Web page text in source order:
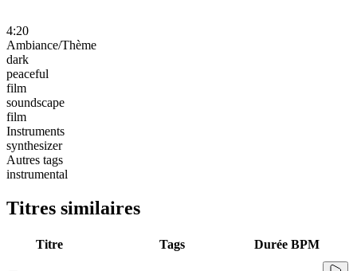
4:20
Ambiance/Thème
dark
peaceful
film
soundscape
film
Instruments
synthesizer
Autres tags
instrumental
Titres similaires
Titre Tags Durée BPM